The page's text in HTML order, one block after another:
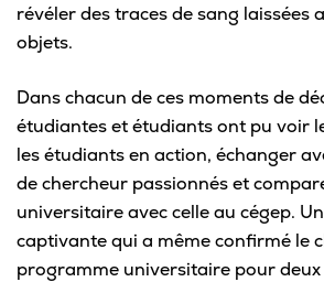
révéler des traces de sang laissées
objets.
Dans chacun de ces moments de
étudiantes et étudiants ont pu voir
les étudiants en action, échanger
de chercheur passionnés et
universitaire avec celle au cégep.
captivante qui a même confirmé le
programme universitaire pour deux